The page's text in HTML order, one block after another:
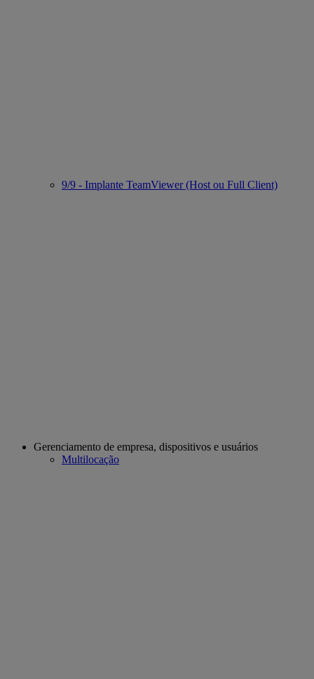
9/9 - Implante TeamViewer (Host ou Full Client)
Gerenciamento de empresa, dispositivos e usuários
Multilocação